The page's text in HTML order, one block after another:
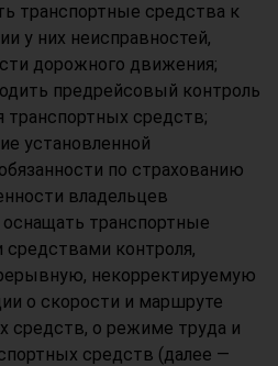
транспортные средства к
у них неисправностей,
дорожного движения;
предрейсовый контроль
транспортных средств;
установленной
по страхованию
владельцев
транспортные
контроля,
некорректируемую
о скорости и маршруте
средств, о режиме труда и
средств (далее —